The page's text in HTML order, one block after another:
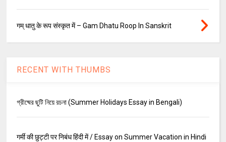
गम् धातु के रूप संस्कृत में – Gam Dhatu Roop In Sanskrit
RECENT WITH THUMBS
গ্রীষ্মের ছুটি নিয়ে রচনা (Summer Holidays Essay in Bengali)
गर्मी की छुट्टी पर निबंध हिंदी में / Essay on Summer Vacation in Hindi